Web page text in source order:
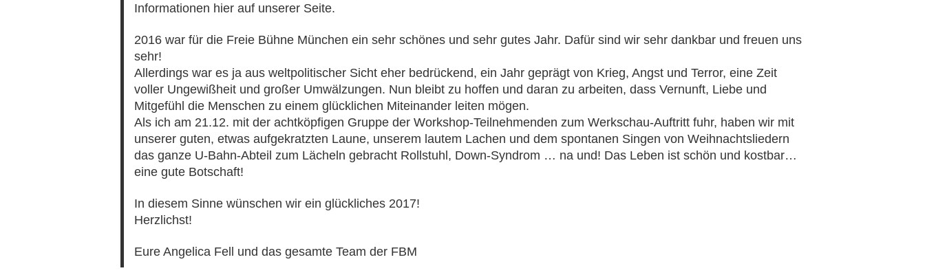
Informationen hier auf unserer Seite.
2016 war für die Freie Bühne München ein sehr schönes und sehr gutes Jahr. Dafür sind wir sehr dankbar und freuen uns
sehr!
Allerdings war es ja aus weltpolitischer Sicht eher bedrückend, ein Jahr geprägt von Krieg, Angst und Terror, eine Zeit
voller Ungewißheit und großer Umwälzungen. Nun bleibt zu hoffen und daran zu arbeiten, dass Vernunft, Liebe und
Mitgefühl die Menschen zu einem glücklichen Miteinander leiten mögen.
Als ich am 21.12. mit der achtköpfigen Gruppe der Workshop-Teilnehmenden zum Werkschau-Auftritt fuhr, haben wir mit
unserer guten, etwas aufgekratzten Laune, unserem lautem Lachen und dem spontanen Singen von Weihnachtsliedern
das ganze U-Bahn-Abteil zum Lächeln gebracht Rollstuhl, Down-Syndrom … na und! Das Leben ist schön und kostbar…
eine gute Botschaft!
In diesem Sinne wünschen wir ein glückliches 2017!
Herzlichst!
Eure Angelica Fell und das gesamte Team der FBM